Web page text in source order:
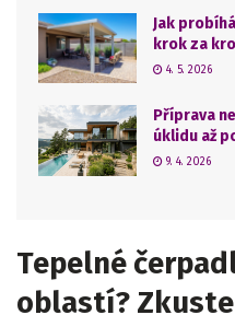
Jak
krok za
4. 5. 2026
Příprava
úklidu až
9. 4. 2026
Tepelné
oblastí?